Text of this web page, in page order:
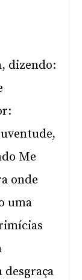
dizendo:
Me
onde
uma
desgraça